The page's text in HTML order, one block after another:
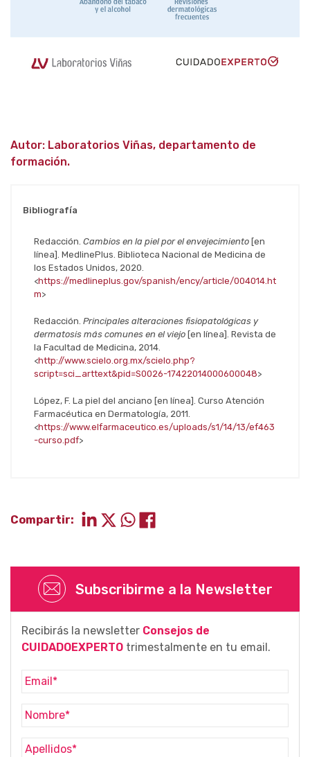
Autor: Laboratorios Viñas, departamento de
formación.
Bibliografía
Redacción. Cambios en la piel por el envejecimiento [en
línea]. MedlinePlus. Biblioteca Nacional de Medicina de
los Estados Unidos, 2020.
<https://medlineplus.gov/spanish/ency/article/004014.ht
m>
Redacción. Principales alteraciones fisiopatológicas y
dermatosis más comunes en el viejo [en línea]. Revista de
la Facultad de Medicina, 2014.
<http://www.scielo.org.mx/scielo.php?
script=sci_arttext&pid=S0026-17422014000600048>
López, F. La piel del anciano [en línea]. Curso Atención
Farmacéutica en Dermatología, 2011.
<https://www.elfarmaceutico.es/uploads/s1/14/13/ef463
-curso.pdf>
Compartir:
Subscribirme a la Newsletter
Recibirás la newsletter Consejos de
CUIDADOEXPERTO trimestalmente en tu email.